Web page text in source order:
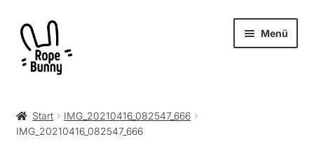
Zur
Navigation
springen
Zum
Inhalt
springen
Menü
RopeBunny
Start
IMG_20210416_082547_666
IMG_20210416_082547_666